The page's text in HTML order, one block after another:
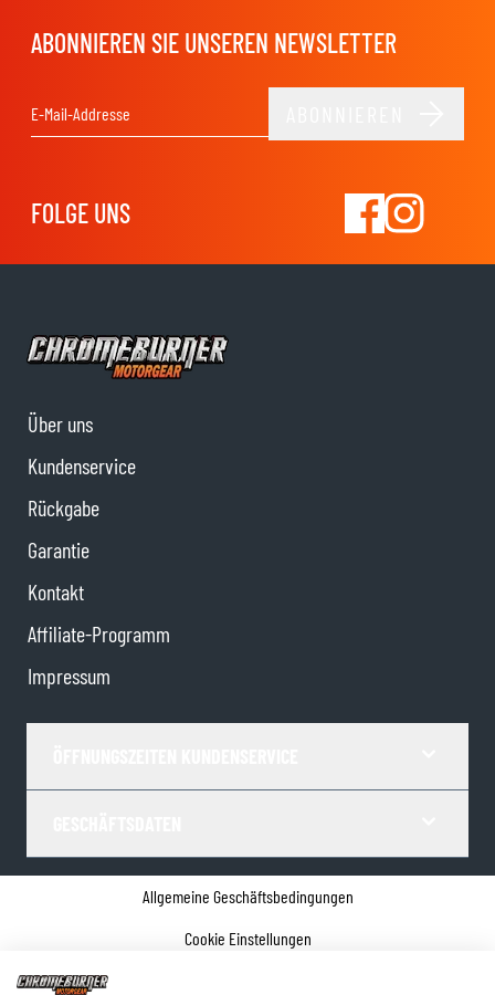
ABONNIEREN SIE UNSEREN NEWSLETTER
FOLGE UNS
Über uns
Kundenservice
Rückgabe
Garantie
Kontakt
Affiliate-Programm
Impressum
Allgemeine Geschäftsbedingungen
Cookie Einstellungen